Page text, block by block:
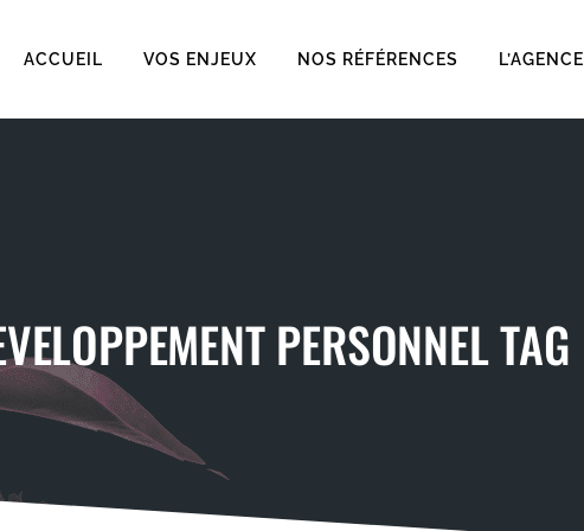
ACCUEIL VOS ENJEUX NOS RÉFÉRENCES L’AGENCE
PERSONNEL TAG